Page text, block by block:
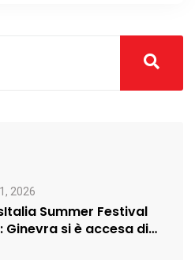
2026
Summer Festival
Ginevra si è accesa di